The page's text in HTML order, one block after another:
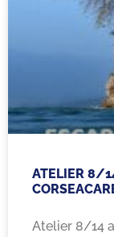
ATELIER 8/
Atelier 8/14